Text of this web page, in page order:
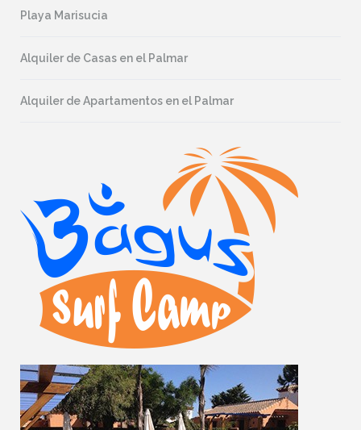
Playa Marisucia
Alquiler de Casas en el Palmar
Alquiler de Apartamentos en el Palmar